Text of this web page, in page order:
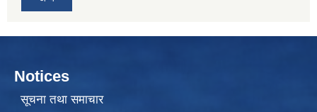
Notices
सूचना तथा समाचार